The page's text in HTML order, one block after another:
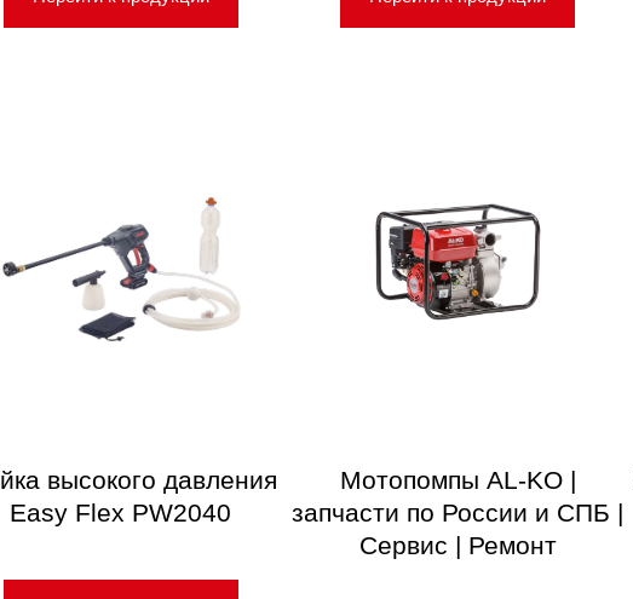
высокого давления
Easy Flex PW2040
Мотопомпы AL-KO |
запчасти по России и СПБ |
Сервис | Ремонт